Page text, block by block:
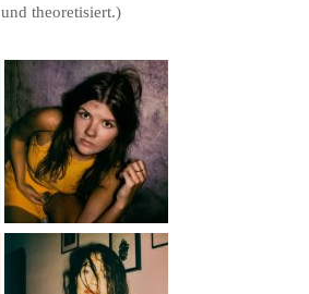
theoretisiert.)